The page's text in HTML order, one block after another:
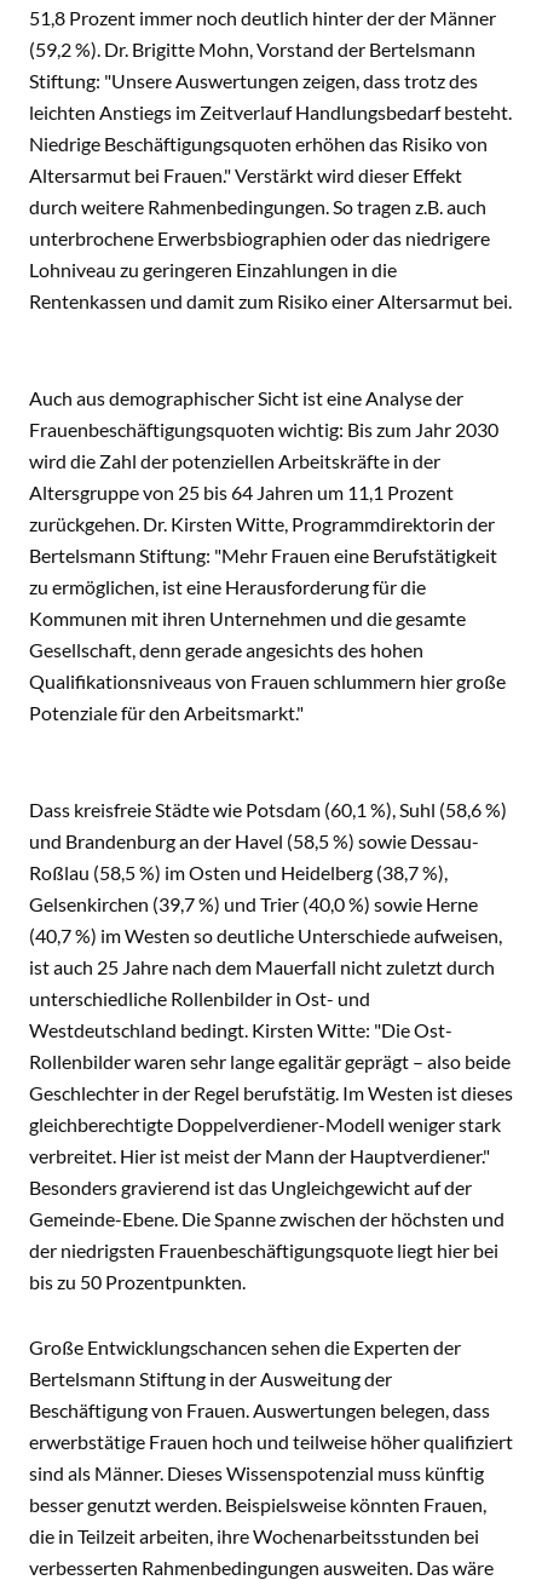
51,8 Prozent immer noch deutlich hinter der der Männer
(59,2 %). Dr. Brigitte Mohn, Vorstand der Bertelsmann
Stiftung: "Unsere Auswertungen zeigen, dass trotz des
leichten Anstiegs im Zeitverlauf Handlungsbedarf besteht.
Niedrige Beschäftigungsquoten erhöhen das Risiko von
Altersarmut bei Frauen." Verstärkt wird dieser Effekt
durch weitere Rahmenbedingungen. So tragen z.B. auch
unterbrochene Erwerbsbiographien oder das niedrigere
Lohniveau zu geringeren Einzahlungen in die
Rentenkassen und damit zum Risiko einer Altersarmut bei.
Auch aus demographischer Sicht ist eine Analyse der
Frauenbeschäftigungsquoten wichtig: Bis zum Jahr 2030
wird die Zahl der potenziellen Arbeitskräfte in der
Altersgruppe von 25 bis 64 Jahren um 11,1 Prozent
zurückgehen. Dr. Kirsten Witte, Programmdirektorin der
Bertelsmann Stiftung: "Mehr Frauen eine Berufstätigkeit
zu ermöglichen, ist eine Herausforderung für die
Kommunen mit ihren Unternehmen und die gesamte
Gesellschaft, denn gerade angesichts des hohen
Qualifikationsniveaus von Frauen schlummern hier große
Potenziale für den Arbeitsmarkt."
Dass kreisfreie Städte wie Potsdam (60,1 %), Suhl (58,6 %)
und Brandenburg an der Havel (58,5 %) sowie Dessau-
Roßlau (58,5 %) im Osten und Heidelberg (38,7 %),
Gelsenkirchen (39,7 %) und Trier (40,0 %) sowie Herne
(40,7 %) im Westen so deutliche Unterschiede aufweisen,
ist auch 25 Jahre nach dem Mauerfall nicht zuletzt durch
unterschiedliche Rollenbilder in Ost- und
Westdeutschland bedingt. Kirsten Witte: "Die Ost-
Rollenbilder waren sehr lange egalitär geprägt – also beide
Geschlechter in der Regel berufstätig. Im Westen ist dieses
gleichberechtigte Doppelverdiener-Modell weniger stark
verbreitet. Hier ist meist der Mann der Hauptverdiener."
Besonders gravierend ist das Ungleichgewicht auf der
Gemeinde-Ebene. Die Spanne zwischen der höchsten und
der niedrigsten Frauenbeschäftigungsquote liegt hier bei
bis zu 50 Prozentpunkten.
Große Entwicklungschancen sehen die Experten der
Bertelsmann Stiftung in der Ausweitung der
Beschäftigung von Frauen. Auswertungen belegen, dass
erwerbstätige Frauen hoch und teilweise höher qualifiziert
sind als Männer. Dieses Wissenspotenzial muss künftig
besser genutzt werden. Beispielsweise könnten Frauen,
die in Teilzeit arbeiten, ihre Wochenarbeitsstunden bei
verbesserten Rahmenbedingungen ausweiten. Das wäre